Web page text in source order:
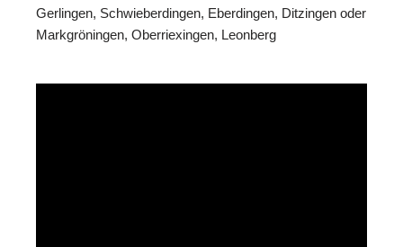
Gerlingen, Schwieberdingen, Eberdingen, Ditzingen oder
Markgröningen, Oberriexingen, Leonberg